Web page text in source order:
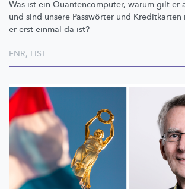
Was ist ein Quantencomputer, warum gilt er
und sind unsere Passwörter und Kreditkarten
er erst einmal da ist?
FNR, LIST